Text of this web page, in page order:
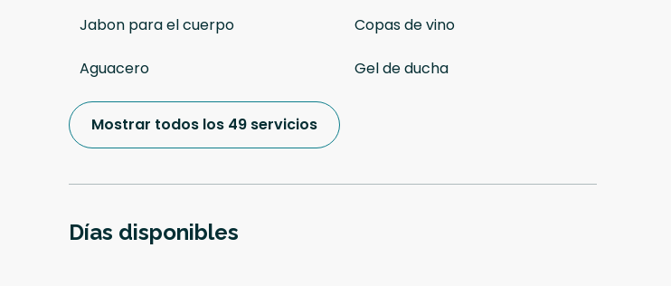
Jabon para el cuerpo Copas de vino
Aguacero Gel de ducha
Mostrar todos los 49 servicios
Días disponibles